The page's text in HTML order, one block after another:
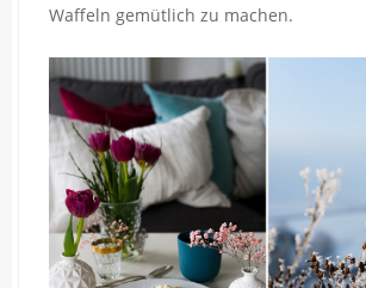
Waffeln gemütlich zu machen.